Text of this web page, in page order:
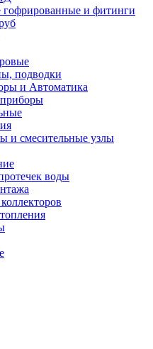
и фитинги
подводки
и Автоматика
и смесительные узлы
воды